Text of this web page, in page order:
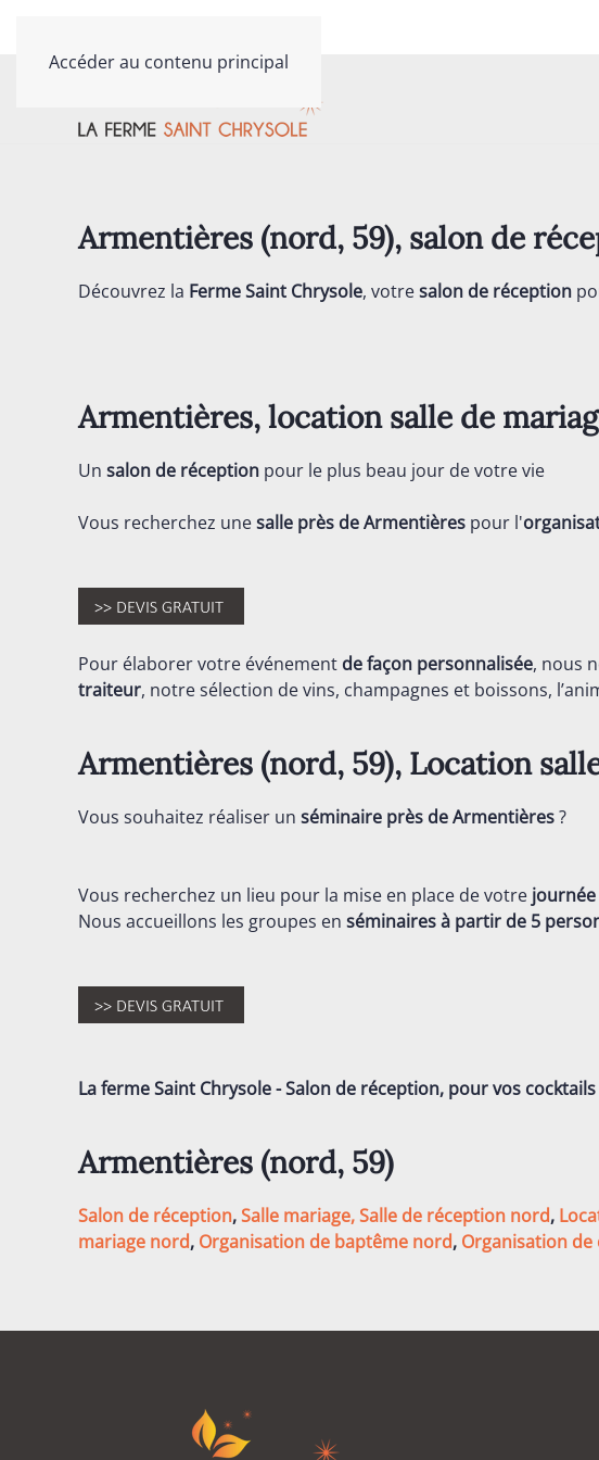
Accéder au contenu principal
Armentières (nord, 59), salon de
Découvrez la Ferme Saint Chrysole, votresalon de réception
Armentières, location salle de
Un salon de réception pour le plus beau jour de votre vie
Vous recherchez unesalle près de Armentières pour l'
Pour élaborer votre événement de façon personnalisée, nous
traiteur, notre sélection de vins, champagnes et boissons,
Armentières (nord, 59), Location
Vous souhaitez réaliser un séminaire près de Armentières?
Vous recherchez un lieu pour la mise en place de votre
Nous accueillons les groupes en séminairesà partir de 5
La ferme Saint Chrysole - Salon de réception, pour vos
Armentières (nord, 59)
Salon de réception,Salle mariage,Salle de réception nord,
mariage nord, Organisation de baptême nord, Organisation